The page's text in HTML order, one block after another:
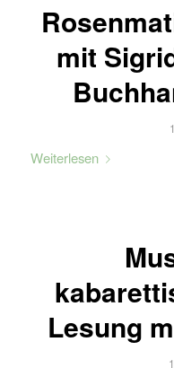
mit
Weiterlesen
Lesung